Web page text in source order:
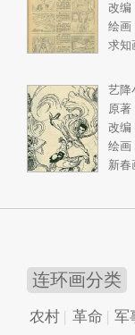
改编
艺降
原著
改编
绘画
连环画分类
农村 革命 军